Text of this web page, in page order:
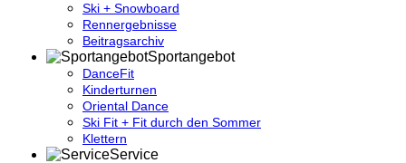
Ski + Snowboard
Rennergebnisse
Beitragsarchiv
Sportangebot
DanceFit
Kinderturnen
Oriental Dance
Ski Fit + Fit durch den Sommer
Klettern
Service